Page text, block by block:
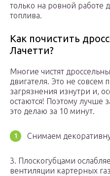
только на ровной работе
топлива.
Как почистить
Лачетти?
Многие чистят
двигателя. Это не совсем
загрязнения изнутри и,
остаются! Поэтому лучше
это делаю за 10 минут.
Снимаем
3. Плоскогубцами
вентиляции картерных